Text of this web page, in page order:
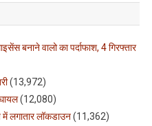
बनाने वालो का पर्दाफाश, 4 गिरफ्तार
(13,972)
(12,080)
लगातार लॉकडाउन(11,362)